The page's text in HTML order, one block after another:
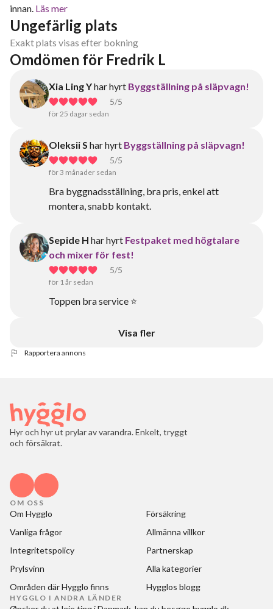
innan. Läs mer
Ungefärlig plats
Exakt plats visas efter bokning
Omdömen för Fredrik L
Xia Ling Yhar hyrt Byggställning på släpvagn!
5/5
för 25 dagar sedan
Oleksii S har hyrt Byggställning på släpvagn!
5/5
för 3 månader sedan
Bra byggnadsställning, bra pris, enkel att
montera, snabb kontakt.
Sepide H har hyrt Festpaket med högtalare
och mixer för fest!
5/5
för 1 år sedan
Toppen bra service ⭐️
Visa fler
Rapportera annons
Hyr och hyr ut prylar av varandra. Enkelt, tryggt
och försäkrat.
OM OSS
Om Hygglo
Försäkring
Vanliga frågor
Allmänna villkor
Integritetspolicy
Partnerskap
Prylsvinn
Alla kategorier
Områden där Hygglo finns
Hygglos blogg
HYGGLO I ANDRA LÄNDER